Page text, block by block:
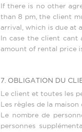
If there is no other
than 8 pm, the client
arrival, which is due at
In case the client cant
amount of rental price
7. OBLIGATION DU
Le client et toutes les
Les règles de la
Le nombre de
personnes